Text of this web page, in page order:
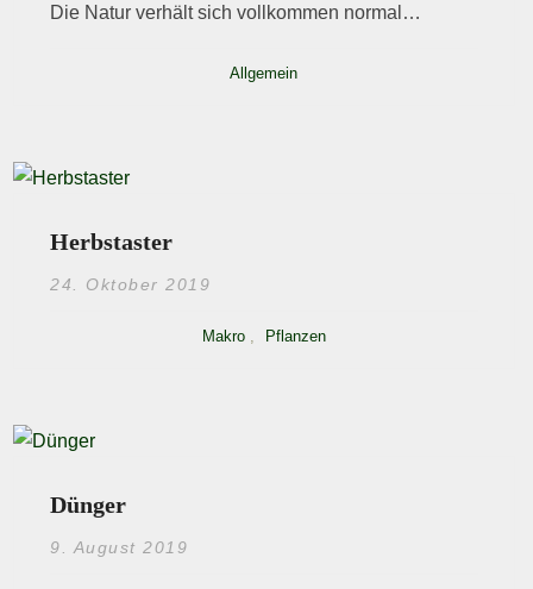
Die Natur verhält sich vollkommen normal…
Allgemein
Herbstaster
24. Oktober 2019
Makro, Pflanzen
Dünger
9. August 2019